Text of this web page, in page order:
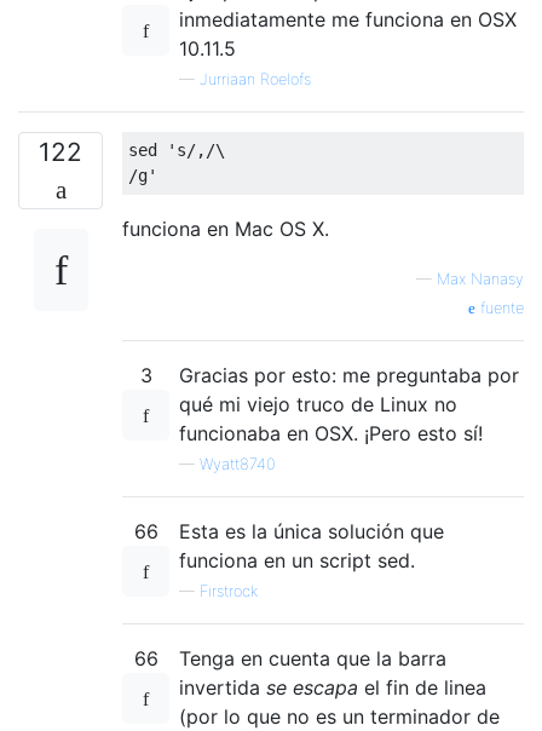
inmediatamente me funciona en OSX
10.11.5
— Jurriaan Roelofs
122
sed 's/,/\
funciona en Mac OS X.
— Max Nanasy
fuente
3
Gracias por esto: me preguntaba por
qué mi viejo truco de Linux no
funcionaba en OSX. ¡Pero esto sí!
— Wyatt8740
66
Esta es la única solución que
funciona en un script sed.
— Firstrock
66
Tenga en cuenta que la barra
invertida se escapa el fin de linea
(por lo que no es un terminador de